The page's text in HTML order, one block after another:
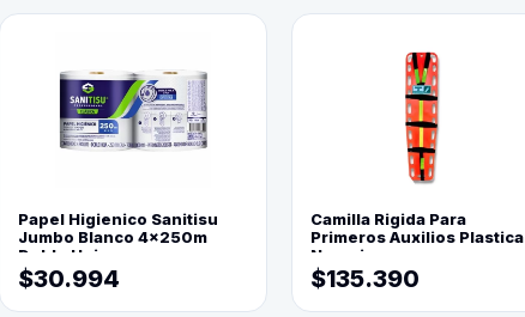
Papel Higienico Sanitisu
Jumbo Blanco 4x250m
Doble Hoja
$30.994
Camilla Rigida Para
Primeros Auxilios Plastica
Naranja
$135.390